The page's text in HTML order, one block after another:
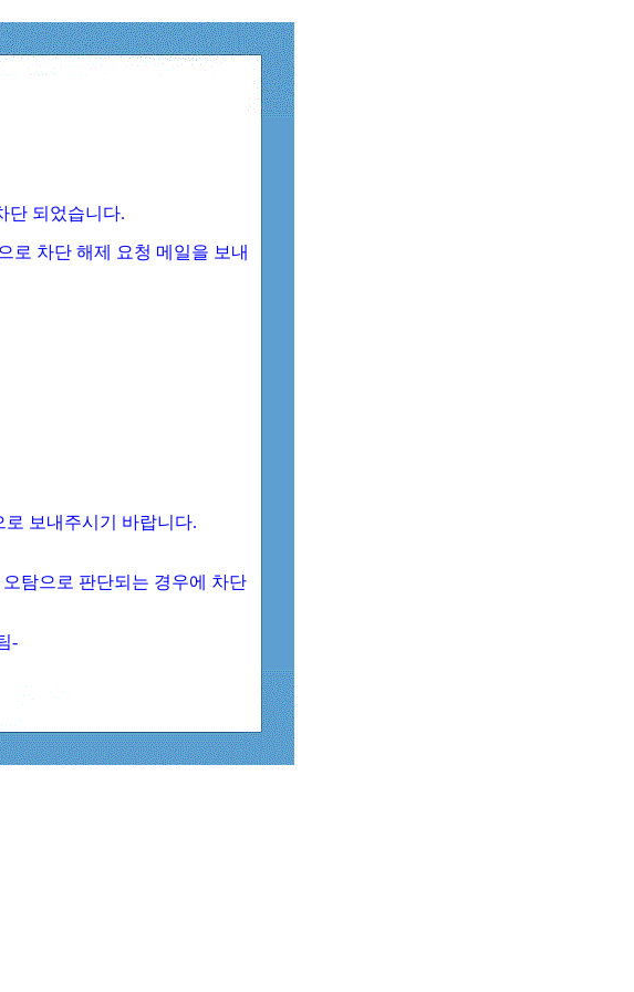
단 되었습니다.
로 차단 해제 요청 메일을 보내
로 보내주시기 바랍니다.
탐으로 판단되는 경우에 차단
-